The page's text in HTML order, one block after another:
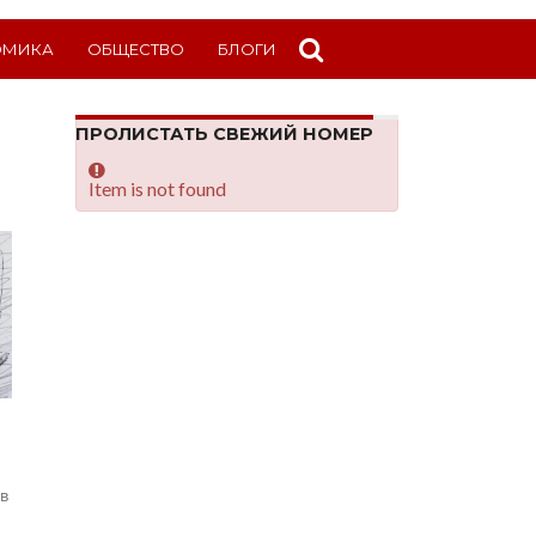
ОБЩЕСТВО БЛОГИ
ПРОЛИСТАТЬ СВЕЖИЙ НОМЕР
Item is not found